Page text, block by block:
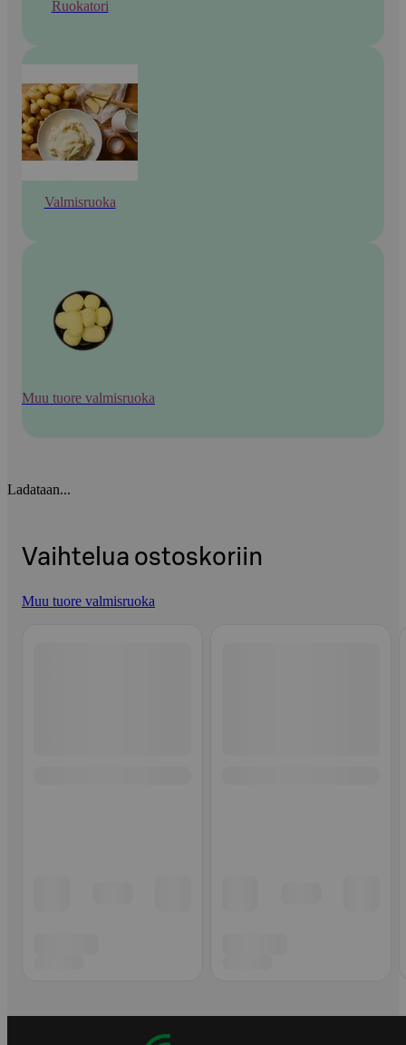
Ruokatori
Valmisruoka
Muu tuore valmisruoka
Ladataan...
Vaihtelua ostoskoriin
Muu tuore valmisruoka